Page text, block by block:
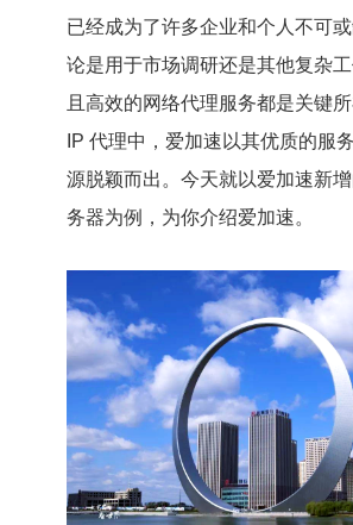
已经成为了许多企业和个人不可
论是用于市场调研还是其他复杂
且高效的网络代理服务都是关键
IP 代理中，爱加速以其优质的服
源脱颖而出。今天就以爱加速新
务器为例，为你介绍爱加速。